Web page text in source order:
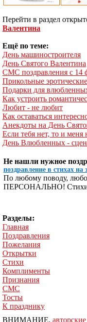
Перейти в раздел
Валентина
Ещё по теме:
День машиностроителя
День Святого Валентина
СМС поздравления с 14
Прикольные
Подарки для
Как устроить
Любит - не любит
Как оставаться
Анекдоты на День
Если тебя нет, то и меня
День Влюбленных -
Не нашли нужное
поздравление в стихах на
По любому поводу,
ПЕРСОНАЛЬНО! Стихи
Разделы:
Главная
Поздравления
Пожелания
Открытки
Стихи
Комплименты
Признания
СМС
Тосты
К празднику
ВНИМАНИЕ,